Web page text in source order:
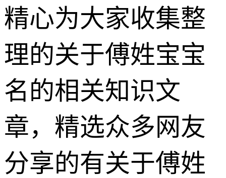
精心为大家收集整
理的关于傅姓宝宝
名的相关知识文
章，精选众多网友
分享的有关于傅姓